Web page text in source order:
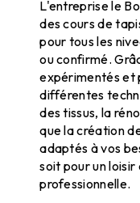
L'entreprise le
des cours de
pour tous les
ou confirmé.
expérimentés et
différentes
des tissus, la
que la création
adaptés à vos
soit pour un
professionnelle.